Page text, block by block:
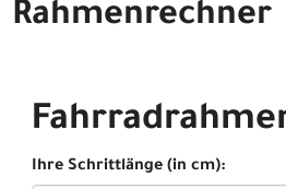
Rahmenrechner
Ihre Schrittlänge (in cm):